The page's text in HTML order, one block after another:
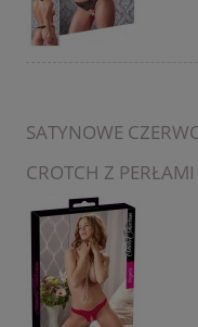
SATYNOWE
CROTCH Z PERŁAMI